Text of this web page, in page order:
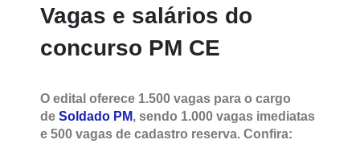
Vagas e salários do
concurso PM CE
O edital oferece 1.500 vagas para o cargo
de Soldado PM, sendo 1.000 vagas imediatas
e 500 vagas de cadastro reserva. Confira: